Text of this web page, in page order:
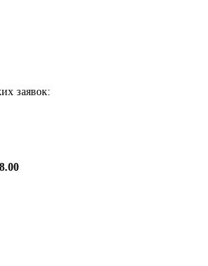
заявок: